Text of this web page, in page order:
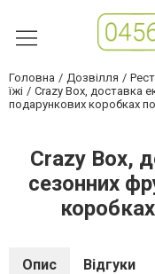
Головна Дозвілля
їжі
Crazy Box, доставка
подарункових коробках по
Crazy Box,
сезонних
Опис Відгуки